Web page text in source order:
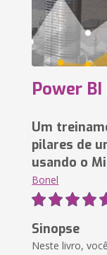
Power
Um
pilares de
usando o
Bonel
Sinopse
Neste livro,